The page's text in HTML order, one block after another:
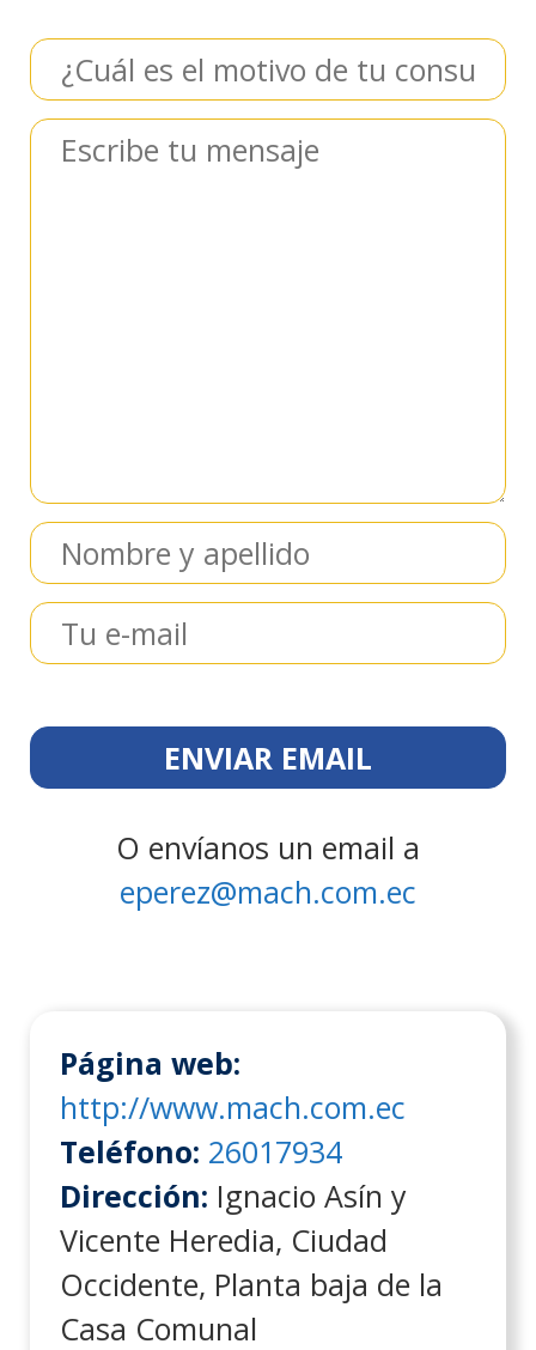
O envíanos un email a
eperez@mach.com.ec
Página web:
http://www.mach.com.ec
Teléfono: 26017934
Dirección: Ignacio Asín y
Vicente Heredia, Ciudad
Occidente, Planta baja de la
Casa Comunal